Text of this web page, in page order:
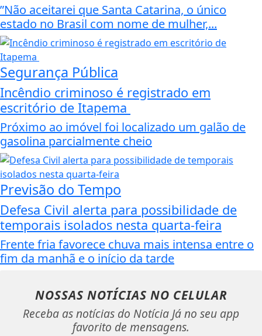
”Não aceitarei que Santa Catarina, o único
estado no Brasil com nome de mulher,...
Segurança Pública
Incêndio criminoso é registrado em
escritório de Itapema
Próximo ao imóvel foi localizado um galão de
gasolina parcialmente cheio
Previsão do Tempo
Defesa Civil alerta para possibilidade de
temporais isolados nesta quarta-feira
Frente fria favorece chuva mais intensa entre o
fim da manhã e o início da tarde
NOSSAS NOTÍCIAS NO CELULAR
Receba as notícias do Notícia Já no seu app
favorito de mensagens.